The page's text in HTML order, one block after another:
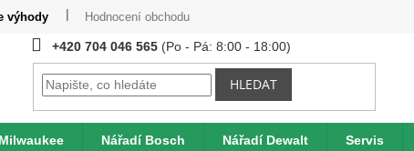
výhody Hodnocení obchodu
+420 704 046 565
HLEDAT
Nářadí Bosch Nářadí Dewalt Servis